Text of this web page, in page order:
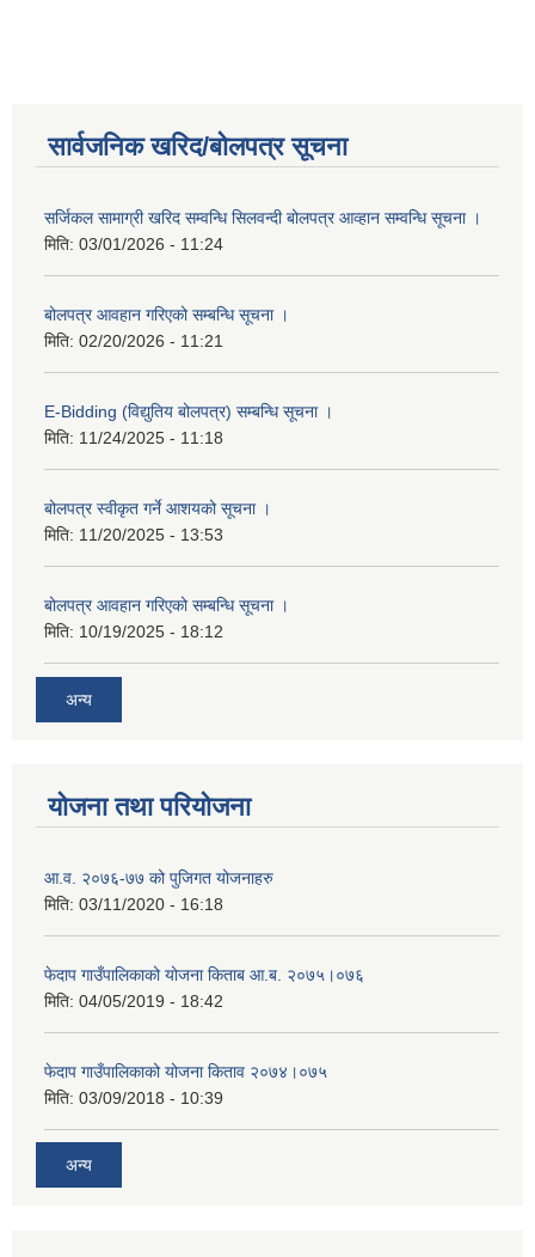
सार्वजनिक खरिद/बोलपत्र सूचना
सर्जिकल सामाग्री खरिद सम्वन्धि सिलवन्दी बोलपत्र आव्हान सम्वन्धि सूचना ।
मिति: 03/01/2026 - 11:24
बोलपत्र आवहान गरिएको सम्बन्धि सूचना ।
मिति: 02/20/2026 - 11:21
E-Bidding (विद्युतिय बोलपत्र) सम्बन्धि सूचना ।
मिति: 11/24/2025 - 11:18
बोलपत्र स्वीकृत गर्ने आशयको सूचना ।
मिति: 11/20/2025 - 13:53
बोलपत्र आवहान गरिएको सम्बन्धि सूचना ।
मिति: 10/19/2025 - 18:12
अन्य
योजना तथा परियोजना
आ.व. २०७६-७७ को पुजिगत योजनाहरु
मिति: 03/11/2020 - 16:18
फेदाप गाउँपालिकाको योजना किताब आ.ब. २०७५।०७६
मिति: 04/05/2019 - 18:42
फेदाप गाउँपालिकाको योजना किताव २०७४।०७५
मिति: 03/09/2018 - 10:39
अन्य